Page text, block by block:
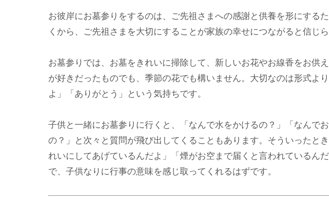
お彼岸にお墓参りをするのは、ご先祖さまへの感謝と供養を形にする
くから、ご先祖さまを大切にすることが家族の幸せにつながると信じら
お墓参りでは、お墓をきれいに掃除して、新しいお花やお線香をお供
が好きだったものでも、季節の花でも構いません。大切なのは形式よ
よ」「ありがとう」という気持ちです。
子供と一緒にお墓参りに行くと、「なんで水をかけるの？」「なんで
の？」と次々と質問が飛び出してくることもあります。そういったと
れいにしてあげているんだよ」「煙がお空まで届くと言われているん
で、子供なりに行事の意味を感じ取ってくれるはずです。